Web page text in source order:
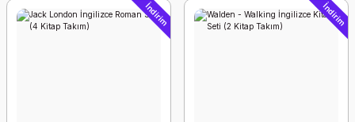
İndirim İndirim